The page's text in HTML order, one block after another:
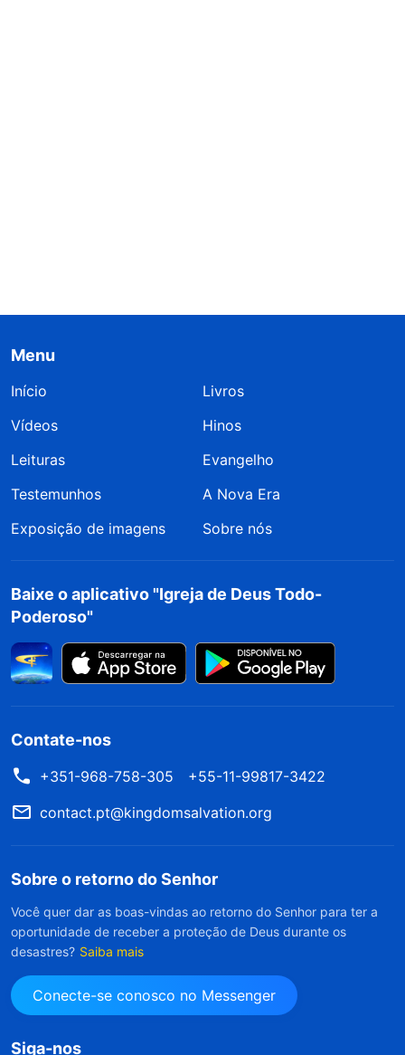
Menu
Início
Livros
Vídeos
Hinos
Leituras
Evangelho
Testemunhos
A Nova Era
Exposição de imagens
Sobre nós
Baixe o aplicativo "Igreja de Deus Todo-
Poderoso"
Contate-nos
+351-968-758-305
+55-11-99817-3422
contact.pt@kingdomsalvation.org
Sobre o retorno do Senhor
Você quer dar as boas-vindas ao retorno do Senhor para ter a
oportunidade de receber a proteção de Deus durante os
desastres? Saiba mais
Conecte-se conosco no Messenger
Siga-nos